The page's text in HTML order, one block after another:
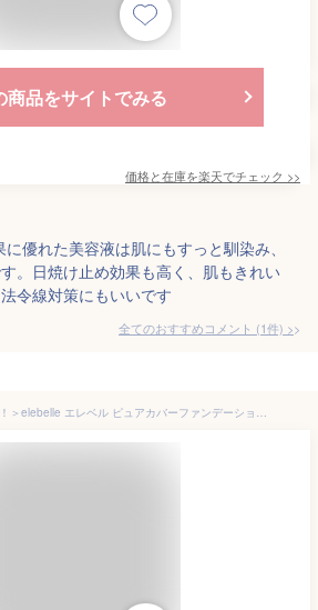
商品をサイトでみる
価格と在庫を楽天でチェック >>
優れた美容液は肌にもすっと馴染み、
。日焼け止め効果も高く、肌もきれい
令線対策にもいいです
全てのおすすめコメント (1件) >
＜まとめ買いがお得！＞elebelle エレベル ピュアカバーファンデーション SPF50 PA++++ 30g オールインワン美容液ファンデーション クリームファンデーション BBクリーム 日焼け止め ナチュラル肌 上原さくら コスメ